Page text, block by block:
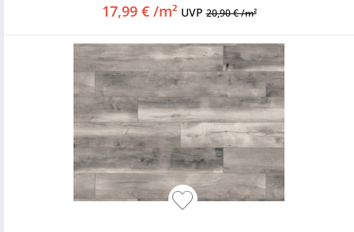
17,99 € /m² UVP20,90 € /m²